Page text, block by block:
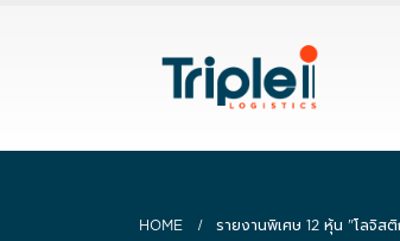
HOME รายงานพิเศษ 12 หุ้น "โลจิสติ